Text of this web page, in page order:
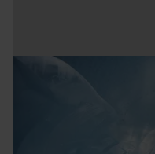
konstsvit 365